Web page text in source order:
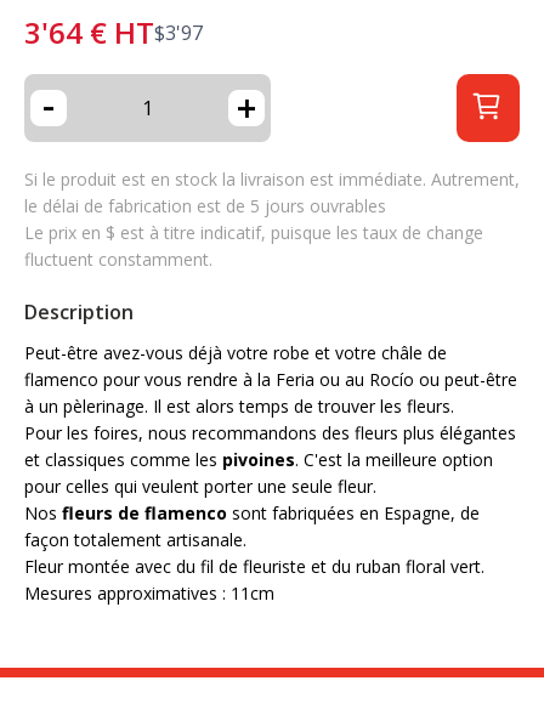
3'64 € HT$3'97
- +
Si le produit est en stock la livraison est immédiate. Autrement,
le délai de fabrication est de 5 jours ouvrables
Le prix en $ est à titre indicatif, puisque les taux de change
fluctuent constamment.
Description
Peut-être avez-vous déjà votre robe et votre châle de
flamenco pour vous rendre à la Feria ou au Rocío ou peut-être
à un pèlerinage. Il est alors temps de trouver les fleurs.
Pour les foires, nous recommandons des fleurs plus élégantes
et classiques comme les pivoines. C'est la meilleure option
pour celles qui veulent porter une seule fleur.
Nos fleurs de flamenco sont fabriquées en Espagne, de
façon totalement artisanale.
Fleur montée avec du fil de fleuriste et du ruban floral vert.
Mesures approximatives : 11cm